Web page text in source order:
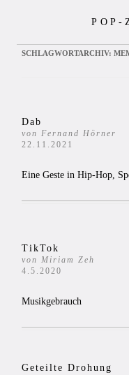
POP-
SCHLAGWORTARCHIV:
Dab
von Fernand Hörner
22.11.2021
Eine Geste in Hip-Hop,
TikTok
von Miriam Zeh
4.5.2020
Musikgebrauch
Geteilte Drohung